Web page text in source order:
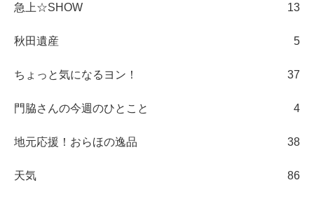
急上☆SHOW 13
秋田遺産 5
ちょっと気になるヨン！ 37
門脇さんの今週のひとこと 4
地元応援！おらほの逸品 38
天気 86